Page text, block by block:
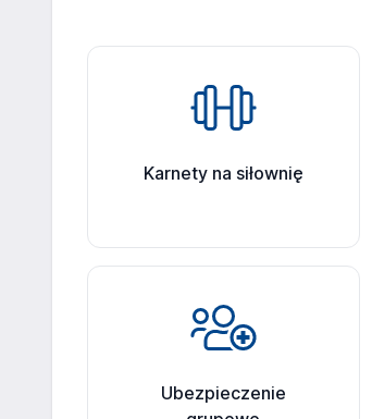
Karnety na siłownię
Ubezpieczenie